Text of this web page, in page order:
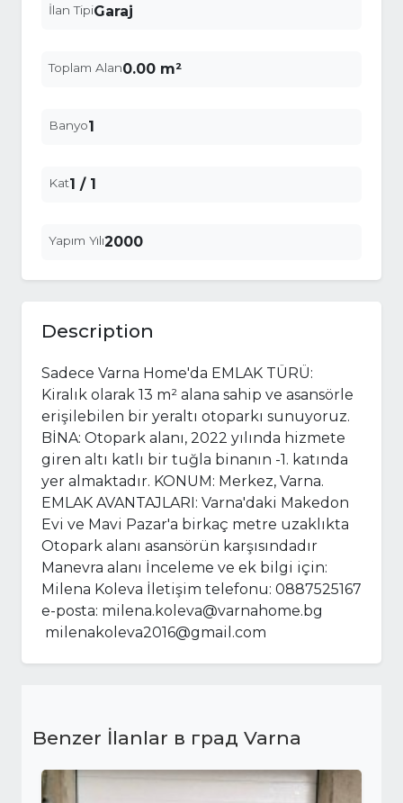
İlan TipiGaraj
Toplam Alan0.00 m²
Banyo1
Kat1 / 1
Yapım Yılı2000
Description
Sadece Varna Home'da EMLAK TÜRÜ:
Kiralık olarak 13 m² alana sahip ve asansörle
erişilebilen bir yeraltı otoparkı sunuyoruz.
BİNA: Otopark alanı, 2022 yılında hizmete
giren altı katlı bir tuğla binanın -1. katında
yer almaktadır. KONUM: Merkez, Varna.
EMLAK AVANTAJLARI: Varna'daki Makedon
Evi ve Mavi Pazar'a birkaç metre uzaklıkta
Otopark alanı asansörün karşısındadır
Manevra alanı İnceleme ve ek bilgi için:
Milena Koleva İletişim telefonu: 0887525167
e-posta: milena.koleva@varnahome.bg
milenakoleva2016@gmail.com
Benzer İlanlar в град Varna